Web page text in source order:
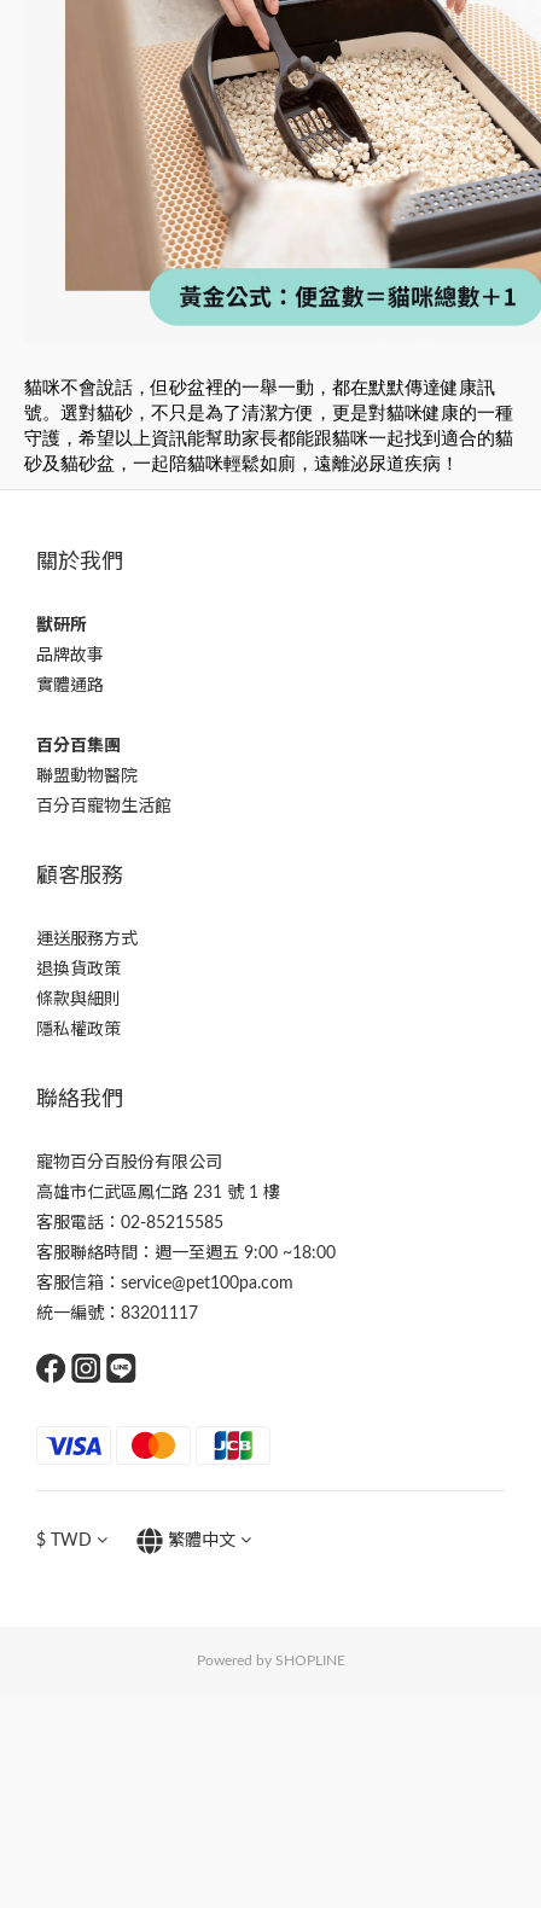
貓咪不會說話，但砂盆裡的一舉一動，都在默默傳達健康訊
號。選對貓砂，不只是為了清潔方便，更是對貓咪健康的一種
守護， 希望以上資訊能幫助家長都能跟貓咪一起找到適合的貓
砂及貓砂盆，一起陪貓咪輕鬆如廁，遠離泌尿道疾病！
關於我們
獸研所
品牌故事
實體通路
百分百集團
聯盟動物醫院
百分百寵物生活館
顧客服務
運送服務方式
退換貨政策
條款與細則
隱私權政策
聯絡我們
寵物百分百股份有限公司
高雄市仁武區鳳仁路 231 號 1 樓
客服電話：02-85215585
客服聯絡時間：週一至週五 9:00 ~18:00
客服信箱：service@pet100pa.com
統一編號：83201117
$ TWD 繁體中文
Powered by SHOPLINE